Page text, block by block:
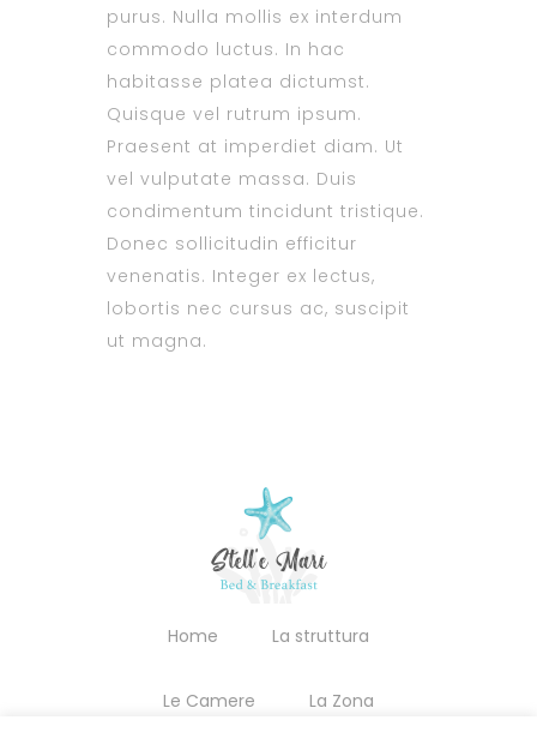
purus. Nulla mollis ex interdum
commodo luctus. In hac
habitasse platea dictumst.
Quisque vel rutrum ipsum.
Praesent at imperdiet diam. Ut
vel vulputate massa. Duis
condimentum tincidunt tristique.
Donec sollicitudin efficitur
venenatis. Integer ex lectus,
lobortis nec cursus ac, suscipit
ut magna.
Home La struttura
Le Camere La Zona